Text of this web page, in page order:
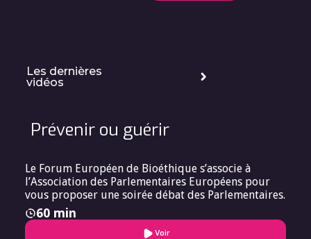
Les dernières
vidéos
Prévenir ou guérir
Le Forum Européen de Bioéthique s’associe à
l’Association des Parlementaires Européens pour
vous proposer une soirée débat des Parlementaires.
60 min
Voir